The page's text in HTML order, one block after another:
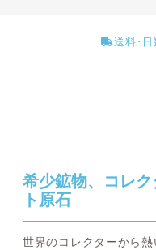
送料･日
希少鉱物、コレ
ト原石
世界のコレクターから